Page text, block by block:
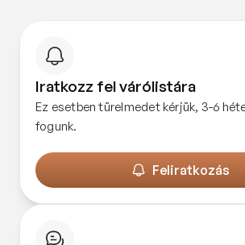
Iratkozz fel várólistára
Ez esetben türelmedet kérjük, 3-6
fogunk.
Feliratkozás